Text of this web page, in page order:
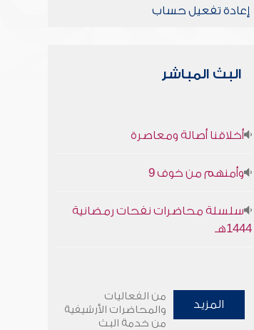
إعادة تفعيل حساب
البث المباشر
أخلاقنا أصالة ومعاصرة
وأمنهم من خوف 9
سلسلة محاضرات نفحات رمضانية
1444هـ
المزيد
من الفعاليات
والمحاضرات الأرشيفية
من خدمة البث